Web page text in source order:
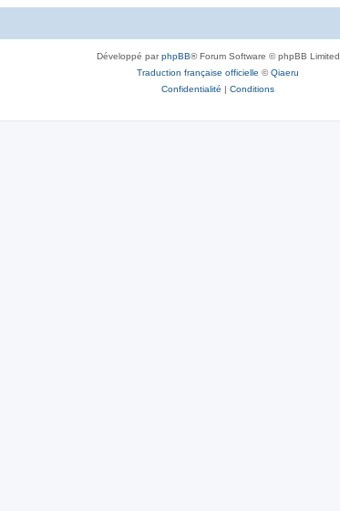
Développé parphpBB® Forum Software © phpBB Limited
Traduction française officielle ©Qiaeru
Confidentialité | Conditions